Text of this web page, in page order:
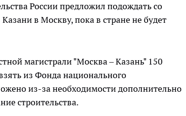
России предложил подождать со
в Москву, пока в стране не будет
магистрали "Москва – Казань" 150
из Фонда национального
из-за необходимости дополнительно
строительства.